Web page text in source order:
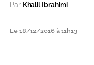
Par Khalil Ibrahimi
Le 18/12/2016 à 11h13